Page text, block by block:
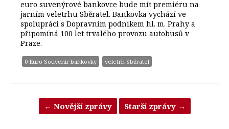
euro suvenýrové bankovce bude mít premiéru na
jarním veletrhu Sběratel. Bankovka vychází ve
spolupráci s Dopravním podnikem hl. m. Prahy a
připomíná 100 let trvalého provozu autobusů v
Praze.
0 Euro Souvenir bankovky veletrh Sběratel
← Novější zprávy Starší zprávy →